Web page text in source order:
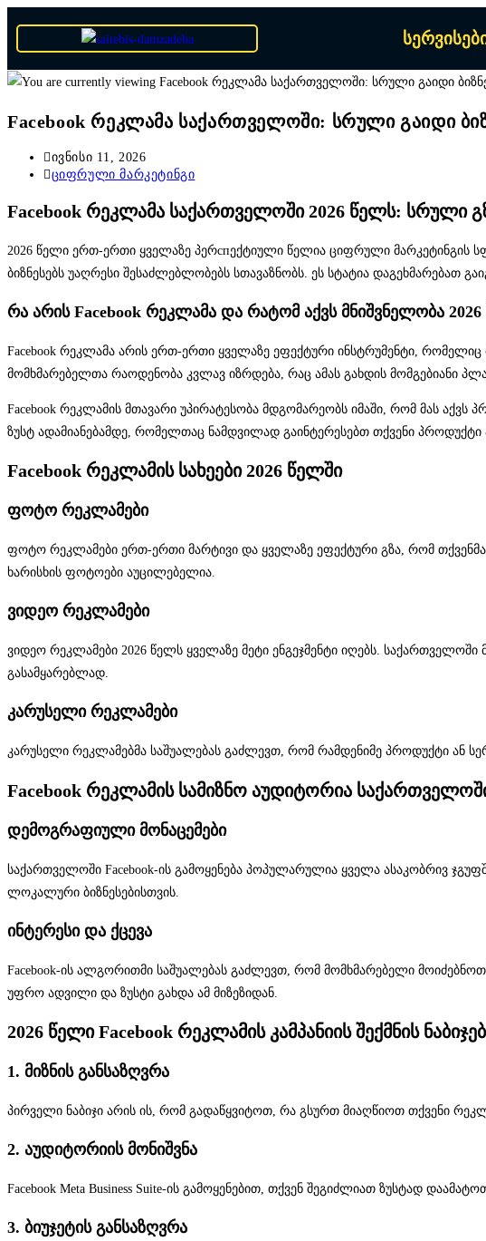
Facebook რეკლამა საქართველოში: სრული გაიდი
ივნისი 11, 2026
ციფრული მარკეტინგი
Facebook რეკლამა საქართველოში 2026 წელს: სრული
2026 წელი ერთ-ერთი ყველაზე პერспექტიული წელია ციფრული მარკეტინგის
ბიზნესებს უაღრესი შესაძლებლობებს სთავაზნობს. ეს სტატია დაგეხმარებათ
რა არის Facebook რეკლამა და რატომ აქვს მნიშვნელობა
Facebook რეკლამა არის ერთ-ერთი ყველაზე ეფექტური ინსტრუმენტი,
მომხმარებელთა რაოდენობა კვლავ იზრდება, რაც ამას გახდის მომგებიანი
Facebook რეკლამის მთავარი უპირატესობა მდგომარეობს იმაში, რომ მას
ზუსტ ადამიანებამდე, რომელთაც ნამდვილად გაინტერესებთ თქვენი პროდუქტი
Facebook რეკლამის სახეები 2026 წელში
ფოტო რეკლამები
ფოტო რეკლამები ერთ-ერთი მარტივი და ყველაზე ეფექტური გზა, რომ თქვენმა
ხარისხის ფოტოები აუცილებელია.
ვიდეო რეკლამები
ვიდეო რეკლამები 2026 წელს ყველაზე მეტი ენგეჯმენტი იღებს.
გასამყარებლად.
კარუსელი რეკლამები
კარუსელი რეკლამებმა საშუალებას გაძლევთ, რომ რამდენიმე პროდუქტი ან
Facebook რეკლამის სამიზნო აუდიტორია
დემოგრაფიული მონაცემები
საქართველოში Facebook-ის გამოყენება პოპულარულია ყველა ასაკობრივ
ლოკალური ბიზნესებისთვის.
ინტერესი და ქცევა
Facebook-ის ალგორითმი საშუალებას გაძლევთ, რომ მომხმარებელი
უფრო ადვილი და ზუსტი გახდა ამ მიზეზიდან.
2026 წელი Facebook რეკლამის კამპანიის შექმნის
1. მიზნის განსაზღვრა
პირველი ნაბიჯი არის ის, რომ გადაწყვიტოთ, რა გსურთ მიაღწიოთ თქვენი
2. აუდიტორიის მონიშვნა
Facebook Meta Business Suite-ის გამოყენებით, თქვენ შეგიძლიათ ზუსტად
3. ბიუჯეტის განსაზღვრა